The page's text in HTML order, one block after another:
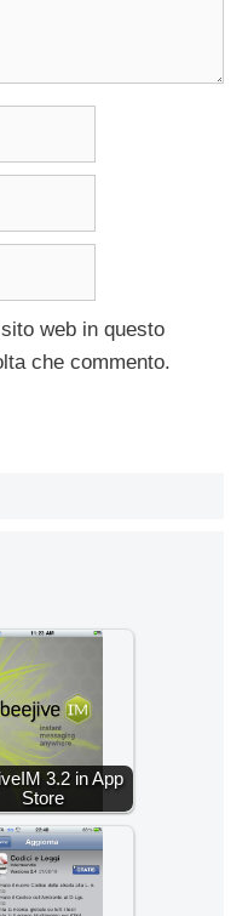
web in questo
che commento.
3.2 in App
Store